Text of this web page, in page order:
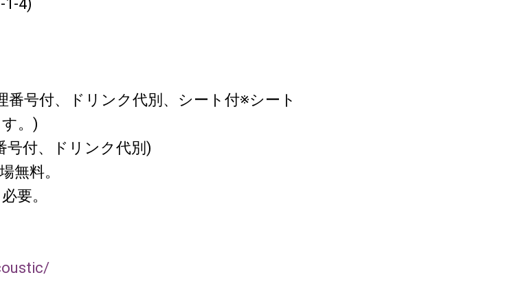
1-4)
番号付、ドリンク代別、シート付※シート
す。)
号付、ドリンク代別)
無料。
要。